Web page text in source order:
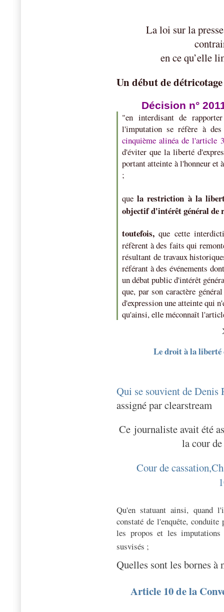
La loi sur la
en ce qu’elle
Un début de
Décision n°
"en interdisant de
l'imputation se réfère à
cinquième alinéa de l'article
d'éviter que la liberté
portant atteinte à l'honneur et
;
que la restriction à la
objectif d'intérêt général de
toutefois, que cette
réfèrent à des faits qui
résultant de travaux
référant à des événements
un débat public d'intérêt
que, par son caractère
d'expression une atteinte qui
qu'ainsi, elle méconnaît
Le droit à la liberté
Qui se souvient de Denis
assigné par clearstream
Ce journaliste avait été
la cour
Cour de
Qu'en statuant ainsi, quand
constaté de l'enquête,
les propos et les
susvisés ;
Quelles sont les bornes à
Article 10 de la